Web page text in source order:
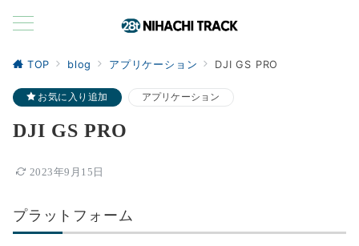
TOP blog アプリケーション DJI GS PRO
お気に入り追加 アプリケーション
DJI GS PRO
2023年9月15日
プラットフォーム